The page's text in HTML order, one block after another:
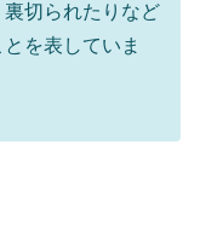
切られたりなど
を表していま